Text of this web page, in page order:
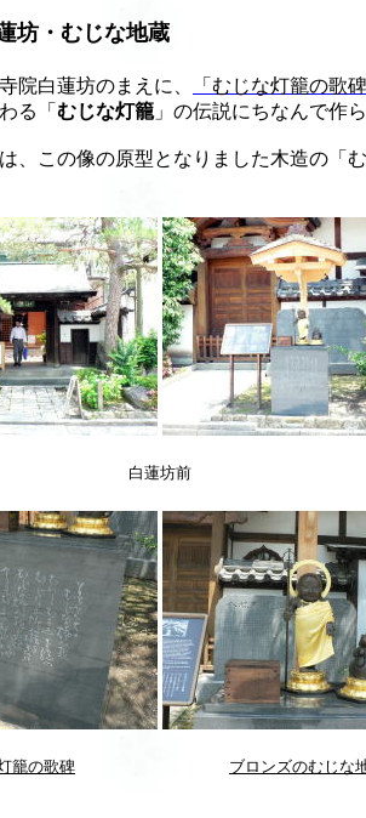
坊・むじな地蔵
院白蓮坊のまえに、 「むじな灯籠の歌碑
る「 むじな灯籠」の伝説にちなんで作
この像の原型となりました木造の「む
白蓮坊前
籠の歌碑 ブロンズのむじな